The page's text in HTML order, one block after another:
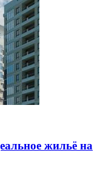
жильё на